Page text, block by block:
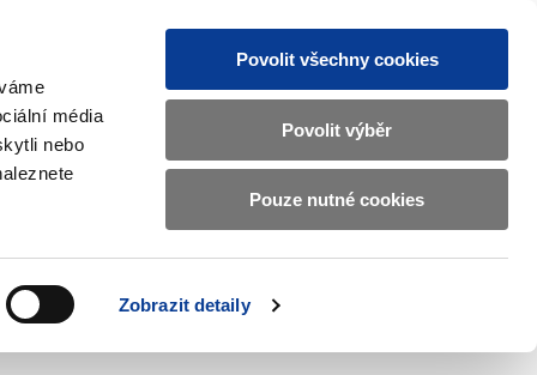
média
nebo
Zobrazit detaily
Povolit všechny cookies
Povolit výběr
Pouze nutné cookies
Vyhledat
MAJETKOVÝ ÚČET
submenu
a
oznámení
Kontakty